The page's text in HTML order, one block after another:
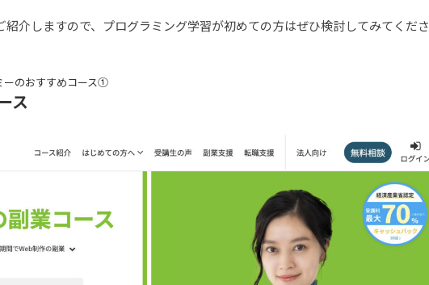
介しますので、プログラミング学習が初めての方はぜひ検討してみてくださ
ーのおすすめコース①
ス